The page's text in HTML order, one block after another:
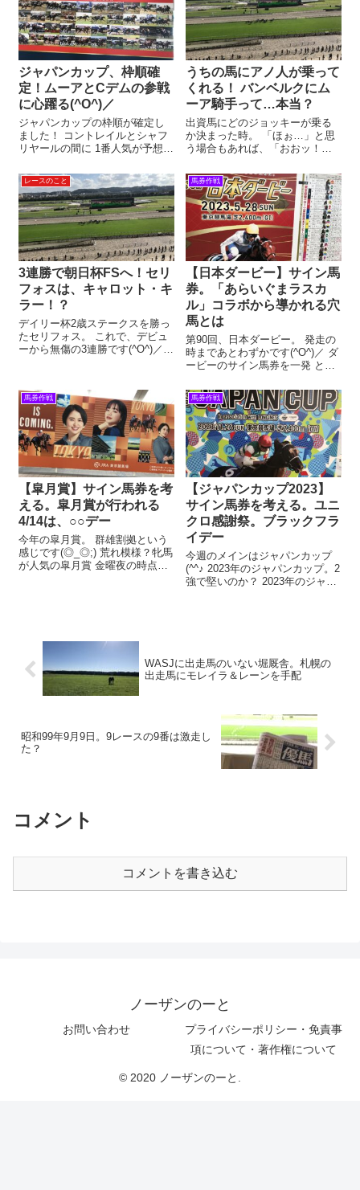
ジャパンカップ、枠順確
定！ムーアとCデムの参戦
に心躍る(^O^)／
ジャパンカップの枠順が確定し
ました！ コントレイルとシャフ
リヤールの間に 1番人気が予想さ
良いところに入ったな…という
印象です。 コントレイル。 シャ
フリヤールは、2枠4番。 すぐ近
くにコントレイルがいるので...
うちの馬にアノ人が乗って
くれる！ バンベルクにム
ーア騎手って…本当？
出資馬にどのジョッキーが乗る
か決まった時。 「ほぉ…」と思
う場合もあれば、「おおッ！」
るかと思います。 今回は、その2
パターンについて。 私の出資馬
を例に挙げて、お話させて頂き
ます_(._.)_ アンダープロット...
レースのこと
3連勝で朝日杯FSへ！セリ
フォスは、キャロット・キ
ラー！？
デイリー杯2歳ステークスを勝っ
たセリフォス。 これで、デビュ
ーから無傷の3連勝です(^O^)／
と言っていい勝ち方でした！ 次
走は朝日杯FSのようですが、1番
人気に支持されそう。 ...
馬券作戦
【日本ダービー】サイン馬
券。「あらいぐまラスカ
ル」コラボから導かれる穴
馬とは
第90回、日本ダービー。 発走の
時まであとわずかです(^O^)／ ダ
ービーのサイン馬券を一発 とっ
れば。 いまだにどの馬を買う
か、迷っている人もいると思い
ます。 スタンダードな予想をす
るも良し！ 変化球な予想をす...
馬券作戦
【皐月賞】サイン馬券を考
える。皐月賞が行われる
4/14は、○○デー
今年の皐月賞。 群雄割拠という
感じです(◎_◎;) 荒れ模様？牝馬
が人気の皐月賞 金曜夜の時点
馬券作戦
【ジャパンカップ2023】
サイン馬券を考える。ユニ
クロ感謝祭。ブラックフラ
イデー
今週のメインはジャパンカップ
(^^♪ 2023年のジャパンカップ。2
強で堅いのか？ 2023年のジャパ
WASJに出走馬のいない堀厩舎。札幌の
出走馬にモレイラ＆レーンを手配
昭和99年9月9日。9レースの9番は激走し
た？
コメント
コメントを書き込む
ノーザンのーと
お問い合わせ
プライバシーポリシー・免責事
項について・著作権について
© 2020 ノーザンのーと.